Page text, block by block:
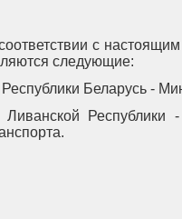
с
следующие:
Республики Беларусь -
Ливанской Республики